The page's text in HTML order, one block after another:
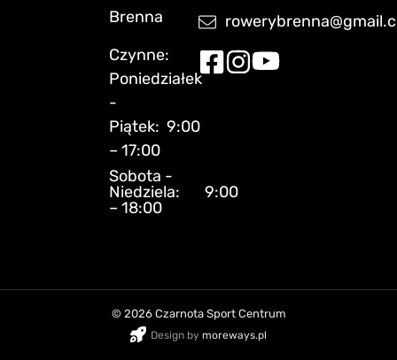
Brenna
Czynne:
Poniedziałek
-
Piątek: 9:00
– 17:00
Sobota -
Niedziela: 9:00
– 18:00
© 2026 Czarnota Sport Centrum
Design by moreways.pl